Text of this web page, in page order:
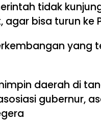
tidak
bisa turun ke
yang
daerah di
gubernur,